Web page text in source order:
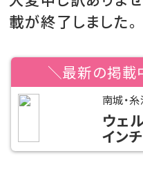
載が終了しました。
＼最新の掲載
南城・
ウェ
イン